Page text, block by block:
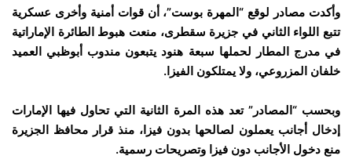
وأكدت مصادر لوقع “المهرة بوست”، أن قوات أمنية وأخرى عسكرية
تتبع اللواء الثاني في جزيرة سقطرى، منعت هبوط الطائرة الإماراتية
في مدرج المطار لحملها سبعة هنود يتبعون مندوب أبوظبي العميد
خلفان المزروعي، ولا يمتلكون الفيزا.
وبحسب “المصادر” تعد هذه المرة الثانية التي تحاول فيها الإمارات
إدخال أجانب يعملون لصالحها بدون فيزا، منذ قرار محافظ الجزيرة
منع دخول الأجانب دون فيزا وتصريحات رسمية.